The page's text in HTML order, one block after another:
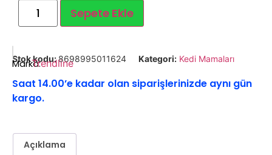
Sepete Ekle
Stok kodu:8698995011624 Kategori: Kedi Mamaları
Marka:Trendline
Saat 14.00’e kadar olan siparişlerinizde aynı gün
kargo.
Açıklama